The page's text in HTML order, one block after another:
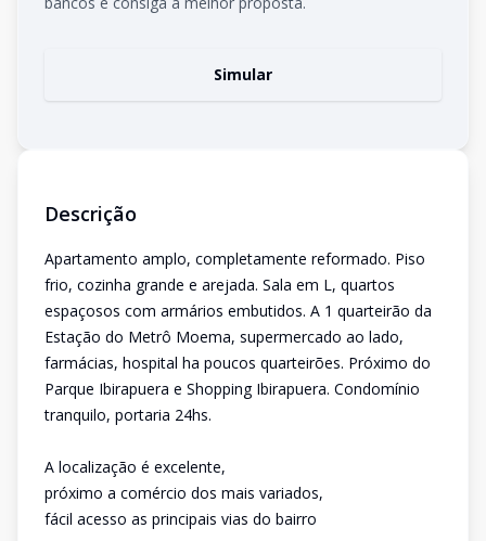
Simular
Descrição
Apartamento amplo, completamente reformado. Piso
frio, cozinha grande e arejada. Sala em L, quartos
espaçosos com armários embutidos. A 1 quarteirão da
Estação do Metrô Moema, supermercado ao lado,
farmácias, hospital ha poucos quarteirões. Próximo do
Parque Ibirapuera e Shopping Ibirapuera. Condomínio
tranquilo, portaria 24hs.
A localização é excelente,
próximo a comércio dos mais variados,
fácil acesso as principais vias do bairro